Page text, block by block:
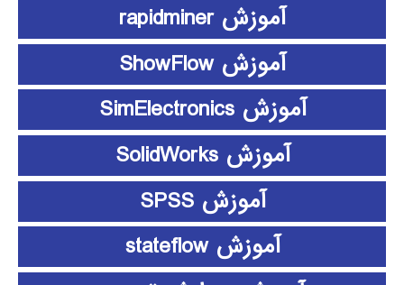
آموزش rapidminer
آموزش ShowFlow
آموزش SimElectronics
آموزش SolidWorks
آموزش SPSS
آموزش stateflow